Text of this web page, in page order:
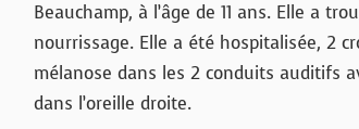
Beauchamp, à l’âge de 11 ans. Elle a
nourrissage. Elle a été hospitalisée, 2
mélanose dans les 2 conduits auditifs
dans l’oreille droite.